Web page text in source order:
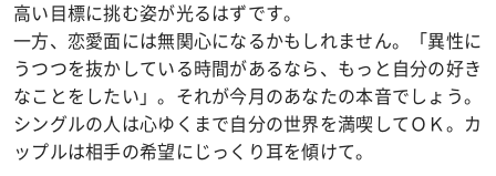
高い目標に挑む姿が光るはずです。
一方、恋愛面には無関心になるかもしれません。「異性に
うつつを抜かしている時間があるなら、もっと自分の好き
なことをしたい」。それが今月のあなたの本音でしょう。
シングルの人は心ゆくまで自分の世界を満喫してＯＫ。カ
ップルは相手の希望にじっくり耳を傾けて。